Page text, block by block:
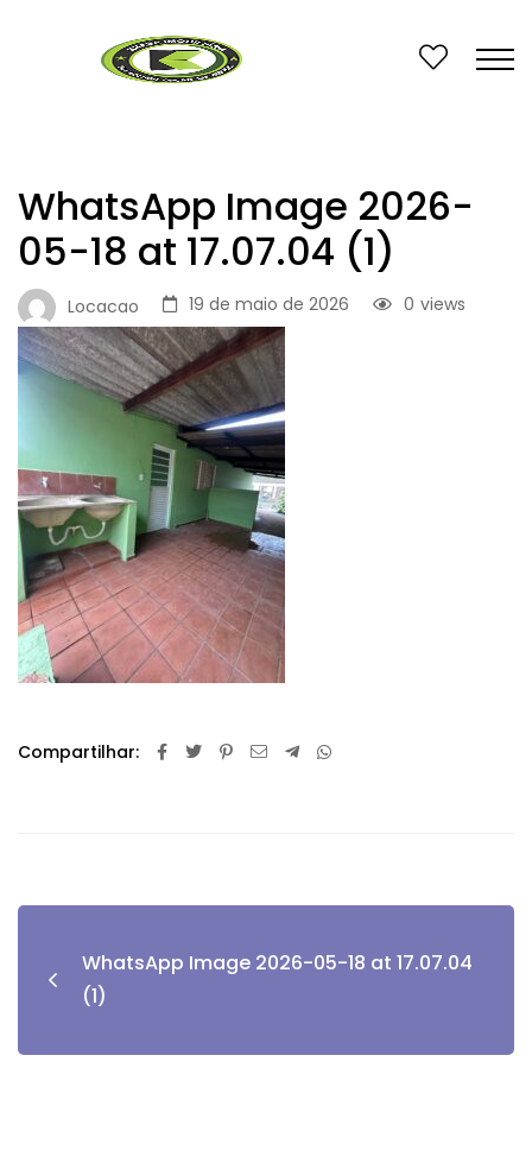
WhatsApp Image 2026-
05-18 at 17.07.04 (1)
Locacao 19 de maio de 2026 views
0
Compartilhar:
WhatsApp Image 2026-05-18 at 17.07.04
(1)